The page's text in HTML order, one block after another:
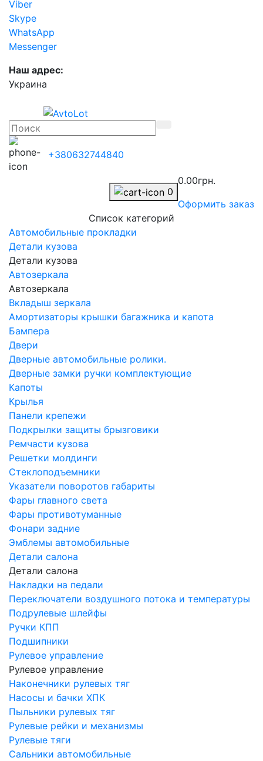
Viber
Skype
WhatsApp
Messenger
Наш адрес:
Украина
+380632744840
0
0.00грн.
Оформить заказ
Список категорий
Автомобильные прокладки
Детали кузова
Детали кузова
Автозеркала
Автозеркала
Вкладыш зеркала
Амортизаторы крышки багажника и капота
Бампера
Двери
Дверные автомобильные ролики.
Дверные замки ручки комплектующие
Капоты
Крылья
Панели крепежи
Подкрылки защиты брызговики
Ремчасти кузова
Решетки молдинги
Стеклоподъемники
Указатели поворотов габариты
Фары главного света
Фары противотуманные
Фонари задние
Эмблемы автомобильные
Детали салона
Детали салона
Накладки на педали
Переключатели воздушного потока и температуры
Подрулевые шлейфы
Ручки КПП
Подшипники
Рулевое управление
Рулевое управление
Наконечники рулевых тяг
Насосы и бачки ХПК
Пыльники рулевых тяг
Рулевые рейки и механизмы
Рулевые тяги
Сальники автомобильные